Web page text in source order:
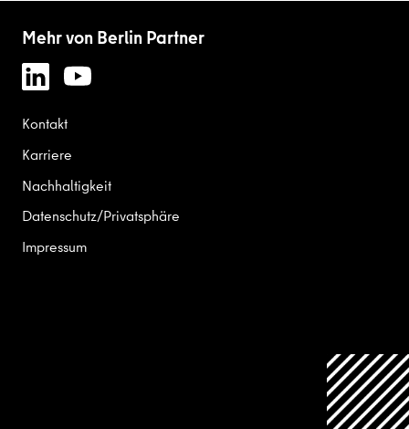
Mehr von Berlin Partner
Kontakt
Karriere
Nachhaltigkeit
Datenschutz/Privatsphäre
Impressum